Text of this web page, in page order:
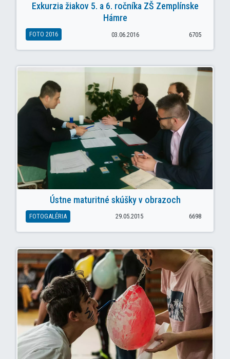
Exkurzia žiakov 5. a 6. ročníka ZŠ Zemplínske
Hámre
FOTO 2016 03.06.2016 6705
Ústne maturitné skúšky v obrazoch
FOTOGALÉRIA 29.05.2015 6698